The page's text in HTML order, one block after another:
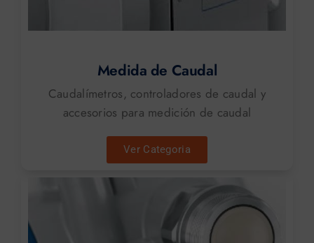
Medida de Caudal
Caudalímetros, controladores de caudal y
accesorios para medición de caudal
Ver Categoria